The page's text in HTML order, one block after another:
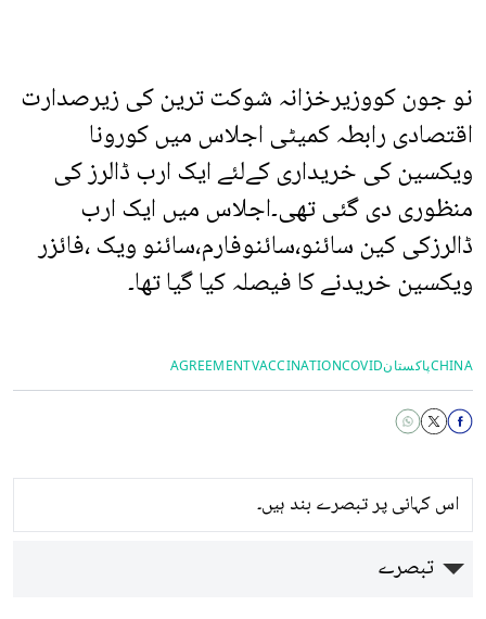
نو جون کووزیرخزانہ شوکت ترین کی زیرصدارت
اقتصادی رابطہ کمیٹی اجلاس میں کورونا
ویکسین کی خریداری کےلئے ایک ارب ڈالرز کی
منظوری دی گئی تھی۔اجلاس میں ایک ارب
ڈالرزکی کین سائنو،سائنوفارم،سائنو ویک ،فائزر
ویکسین خریدنے کا فیصلہ کیا گیا تھا۔
CHINAپاکستانCOVID
VACCINATION
AGREEMENT
اس کہانی پر تبصرے بند ہیں۔
تبصرے